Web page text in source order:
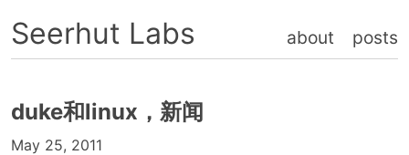
Seerhut Labs about posts
duke和linux，新闻
May 25, 2011